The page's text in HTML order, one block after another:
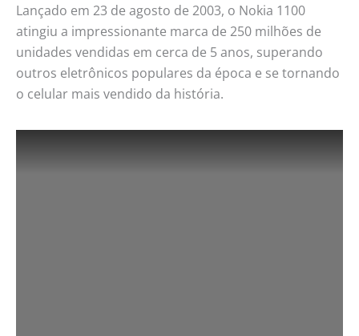
Lançado em 23 de agosto de 2003, o Nokia 1100
atingiu a impressionante marca de 250 milhões de
unidades vendidas em cerca de 5 anos, superando
outros eletrônicos populares da época e se tornando
o celular mais vendido da história.